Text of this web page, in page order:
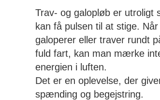
Trav- og galopløb er utroligt
kan få pulsen til at stige.
galoperer eller traver rundt
fuld fart, kan man mærke
energien i luften.
Det er en oplevelse, der
spænding og begejstring.